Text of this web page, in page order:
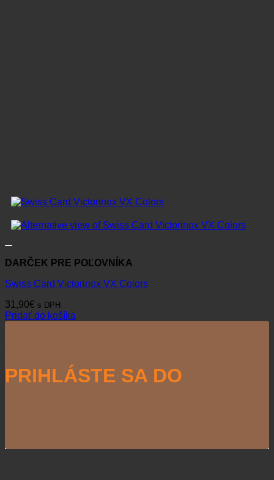
DARČEK PRE POĽOVNÍKA
Swiss Card Victorinox VX Colors
31,90€ s DPH
Pridať do košíka
PRIHLÁSTE SA DO